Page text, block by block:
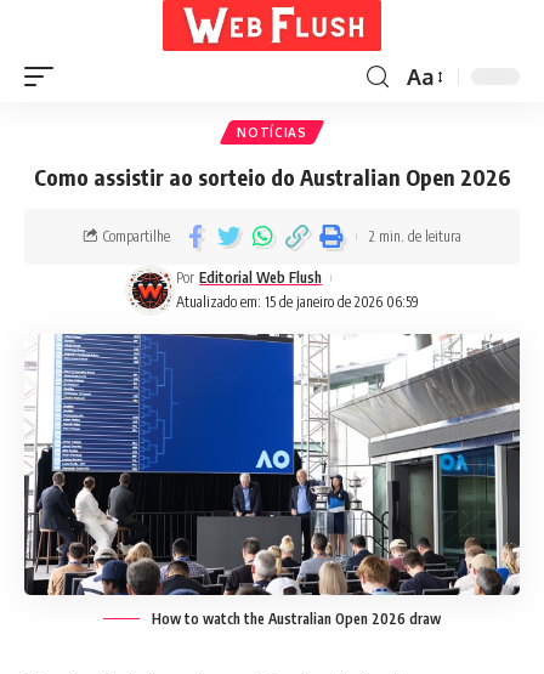
Aa
NOTÍCIAS
Como assistir ao sorteio do Australian Open 2026
Atualizado em: 15 de janeiro de 2026 06:59
Por Editorial Web Flush
Compartilhe 2 min. de leitura
How to watch the Australian Open 2026 draw